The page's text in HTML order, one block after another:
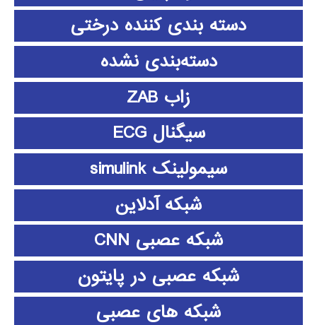
دسته بندی کننده درختی
دسته‌بندی نشده
زاب ZAB
سیگنال ECG
سیمولینک simulink
شبکه آدلاین
شبکه عصبی CNN
شبکه عصبی در پایتون
شبکه های عصبی